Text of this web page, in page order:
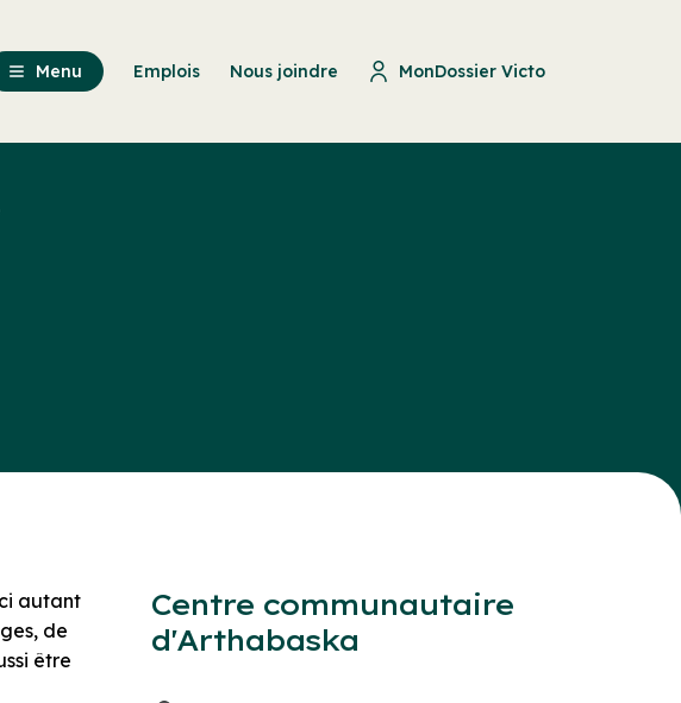
Menu Emplois Nous joindre MonDossier Victo
autant
de
être
Centre communautaire
d'Arthabaska